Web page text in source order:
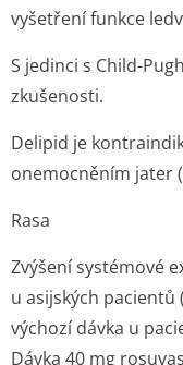
vyšetření funkce
S jedinci s Child-
zkušenosti.
Delipid je
onemocněním jater
Rasa
Zvýšení systémové
u asijských pacientů
výchozí dávka u
Dávka 40 mg